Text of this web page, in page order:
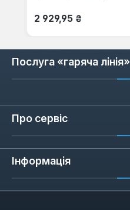
Звичайна ціна:
2 929,95 ₴
Послуга «гаряча лінія»
Про сервіс
Інформація